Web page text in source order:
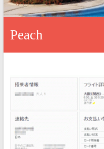
Peach